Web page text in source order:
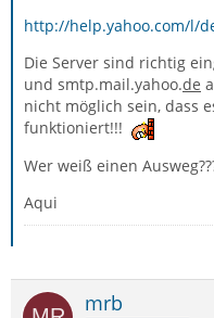
http://help.yahoo.com/l/
Die Server sind richtig
und smtp.mail.yahoo.de
nicht möglich sein, dass
funktioniert!!!
Wer weiß einen
Aqui
mrb